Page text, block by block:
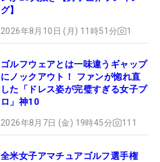
グ】
2026年8月10日 (月) 11時51分 1
ゴルフウェアとは一味違うギャップ
にノックアウト！ ファンが惚れ直
した「ドレス姿が完璧すぎる女子プ
ロ」神10
2026年8月7日 (金) 19時45分 111
全米女子アマチュアゴルフ選手権